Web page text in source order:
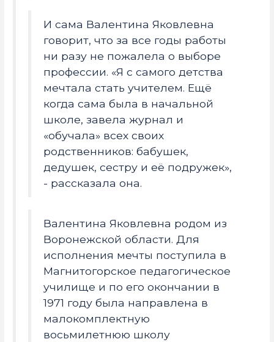
И сама Валентина Яковлевна
говорит, что за все годы работы
ни разу не пожалела о выборе
профессии. «Я с самого детства
мечтала стать учителем. Ещё
когда сама была в начальной
школе, завела журнал и
«обучала» всех своих
родственников: бабушек,
дедушек, сестру и её подружек»,
- рассказала она.
Валентина Яковлевна родом из
Воронежской области. Для
исполнения мечты поступила в
Магнитогорское педагогическое
училище и по его окончании в
1971 году была направлена в
малокомплектную
восьмилетнюю школу